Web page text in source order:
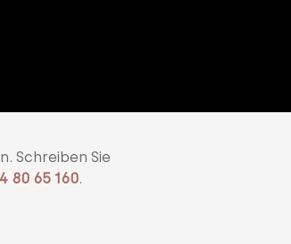
Schreiben Sie
80 65 160.